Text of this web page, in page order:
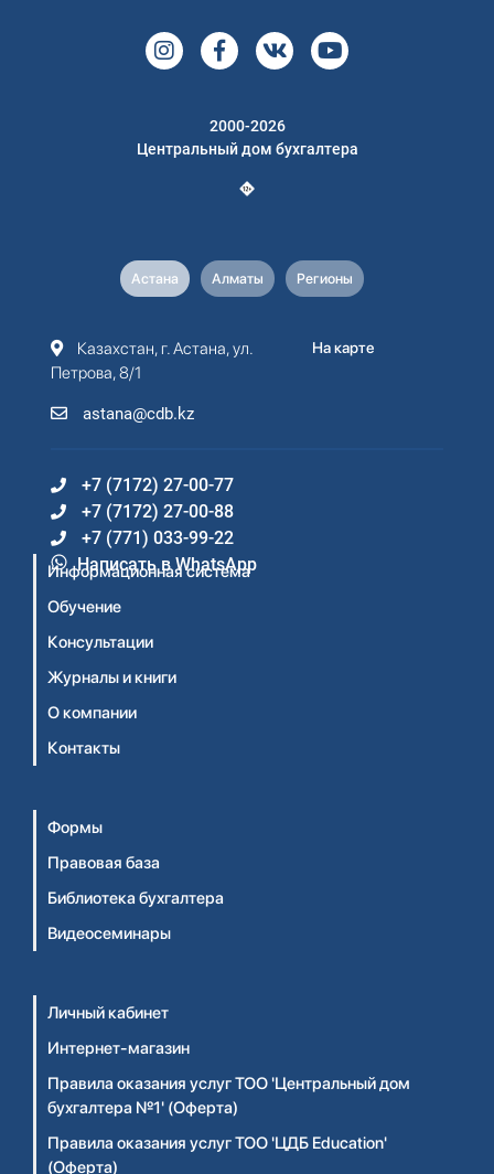
2000-2026
Центральный дом бухгалтера
Астана Алматы Регионы
Казахстан, г. Астана, ул.
Петрова, 8/1
astana@cdb.kz
На карте
+7 (7172) 27-00-77
+7 (7172) 27-00-88
+7 (771) 033-99-22
Написать в WhatsApp
Информационная система
Обучение
Консультации
Журналы и книги
О компании
Контакты
Формы
Правовая база
Библиотека бухгалтера
Видеосеминары
Личный кабинет
Интернет-магазин
Правила оказания услуг ТОО 'Центральный дом
бухгалтера №1' (Оферта)
Правила оказания услуг ТОО 'ЦДБ Education'
(Оферта)